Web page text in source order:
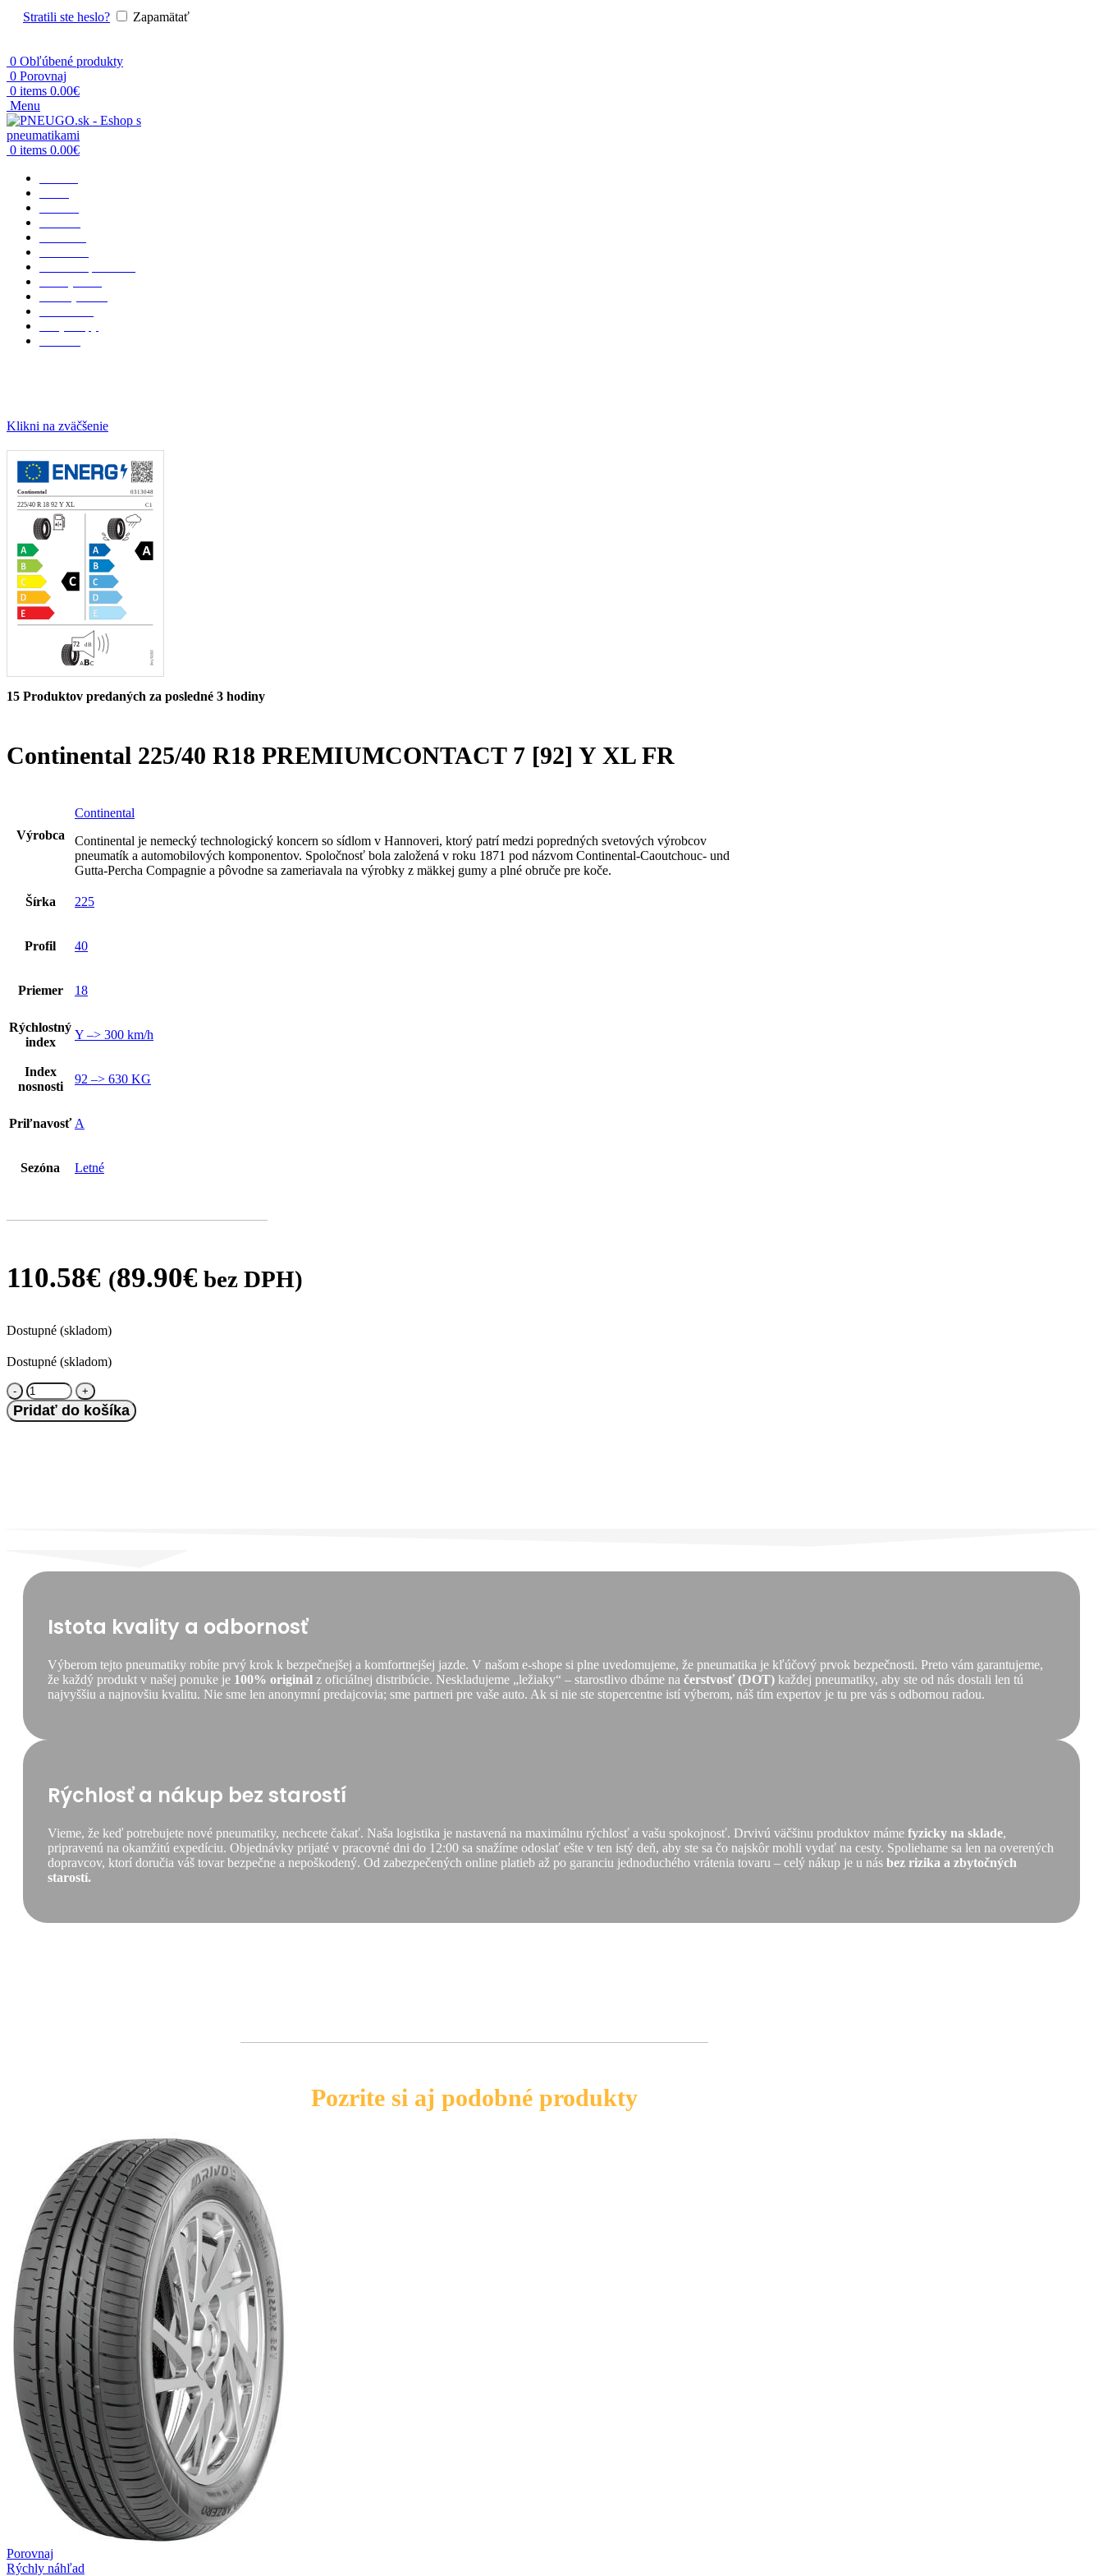
Stratili ste heslo? Zapamätať
0 Obľúbené produkty
0 Porovnaj
0 items 0.00€
Menu
0 items 0.00€
Klikni na zväčšenie
15 Produktov predaných za posledné 3 hodiny
Continental 225/40 R18 PREMIUMCONTACT 7 [92] Y XL FR
Výrobca
Continental
Continental je nemecký technologický koncern so sídlom v Hannoveri, ktorý patrí medzi popredných svetových výrobcov
pneumatík a automobilových komponentov. Spoločnosť bola založená v roku 1871 pod názvom Continental-Caoutchouc- und
Gutta-Percha Compagnie a pôvodne sa zameriavala na výrobky z mäkkej gumy a plné obruče pre koče.
Šírka 225
Profil 40
Priemer 18
Rýchlostný
index
Y –> 300 km/h
Index
nosnosti
92 –> 630 KG
Priľnavosť A
Sezóna Letné
110.58€ (89.90€ bez DPH)
Dostupné (skladom)
Dostupné (skladom)
množstvo
Continental
225/40
Pridať do košíka
Istota kvality a odbornosť
Výberom tejto pneumatiky robíte prvý krok k bezpečnejšej a komfortnejšej jazde. V našom e-shope si plne uvedomujeme, že pneumatika je kľúčový prvok bezpečnosti. Preto vám garantujeme,
že každý produkt v našej ponuke je 100% originál z oficiálnej distribúcie. Neskladujeme „ležiaky“ – starostlivo dbáme na čerstvosť (DOT) každej pneumatiky, aby ste od nás dostali len tú
najvyššiu a najnovšiu kvalitu. Nie sme len anonymní predajcovia; sme partneri pre vaše auto. Ak si nie ste stopercentne istí výberom, náš tím expertov je tu pre vás s odbornou radou.
Rýchlosť a nákup bez starostí
Vieme, že keď potrebujete nové pneumatiky, nechcete čakať. Naša logistika je nastavená na maximálnu rýchlosť a vašu spokojnosť. Drvivú väčšinu produktov máme fyzicky na sklade,
pripravenú na okamžitú expedíciu. Objednávky prijaté v pracovné dni do 12:00 sa snažíme odoslať ešte v ten istý deň, aby ste sa čo najskôr mohli vydať na cesty. Spoliehame sa len na overených
dopravcov, ktorí doručia váš tovar bezpečne a nepoškodený. Od zabezpečených online platieb až po garanciu jednoduchého vrátenia tovaru – celý nákup je u nás bez rizika a zbytočných
starostí.
Pozrite si aj podobné produkty
Porovnaj
Rýchly náhľad